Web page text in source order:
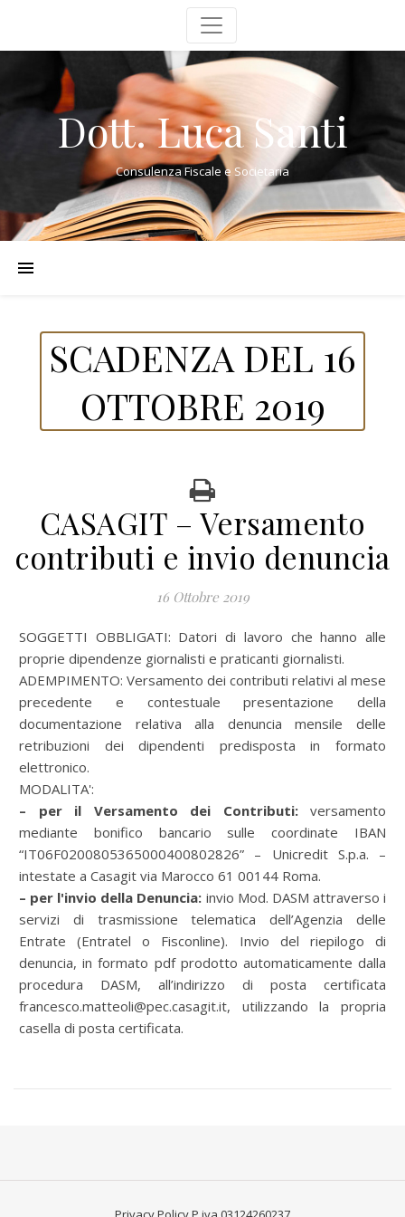
Dott. Luca Santi
Consulenza Fiscale e Societaria
SCADENZA DEL 16
OTTOBRE 2019
CASAGIT – Versamento
contributi e invio denuncia
16 Ottobre 2019
SOGGETTI OBBLIGATI: Datori di lavoro che hanno alle
proprie dipendenze giornalisti e praticanti giornalisti.
ADEMPIMENTO: Versamento dei contributi relativi al mese
precedente e contestuale presentazione della
documentazione relativa alla denuncia mensile delle
retribuzioni dei dipendenti predisposta in formato
elettronico.
MODALITA':
– per il Versamento dei Contributi: versamento
mediante bonifico bancario sulle coordinate IBAN
“IT06F0200805365000400802826” – Unicredit S.p.a. –
intestate a Casagit via Marocco 61 00144 Roma.
– per l'invio della Denuncia: invio Mod. DASM attraverso i
servizi di trasmissione telematica dell’Agenzia delle
Entrate (Entratel o Fisconline). Invio del riepilogo di
denuncia, in formato pdf prodotto automaticamente dalla
procedura DASM, all’indirizzo di posta certificata
francesco.matteoli@pec.casagit.it, utilizzando la propria
casella di posta certificata.